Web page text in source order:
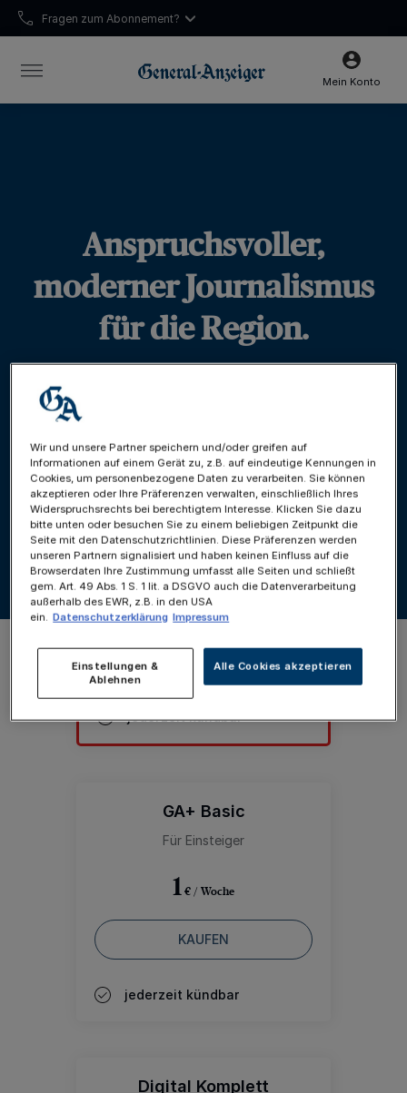
0228 66 88 222
Fragen zum Abonnement?
Mein Konto
Anspruchsvoller,
moderner Journalismus
für die Region.
GA+ Basic
Für Einsteiger
1 € / Woche
KAUFEN
jederzeit kündbar
GA+ Premium
Für Alle, die mehr wollen.
Empfehlung
statt 3 €
2 € / Woche
KAUFEN
jederzeit kündbar
Digital Komplett
Wir und unsere Partner speichern und/oder greifen auf
Informationen auf einem Gerät zu, z.B. auf eindeutige Kennungen in
Cookies, um personenbezogene Daten zu verarbeiten. Sie können
akzeptieren oder Ihre Präferenzen verwalten, einschließlich Ihres
Widerspruchsrechts bei berechtigtem Interesse. Klicken Sie dazu
bitte unten oder besuchen Sie zu einem beliebigen Zeitpunkt die
Seite mit den Datenschutzrichtlinien. Diese Präferenzen werden
unseren Partnern signalisiert und haben keinen Einfluss auf die
Browserdaten Ihre Zustimmung umfasst alle Seiten und schließt
gem. Art. 49 Abs. 1 S. 1 lit. a DSGVO auch die Datenverarbeitung
außerhalb des EWR, z.B. in den USA
ein. Datenschutzerklärung Impressum
Einstellungen &
Ablehnen
Alle Cookies akzeptieren